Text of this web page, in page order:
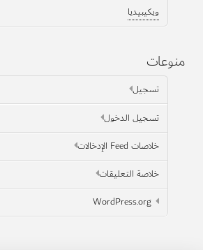
ويكيبيديا
منوعات
تسجيل
تسجيل الدخول
خلاصات Feed الإدخالات
خلاصة التعليقات
WordPress.org